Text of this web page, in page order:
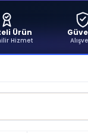
Ürün
Hizmet
● BİZİMLE